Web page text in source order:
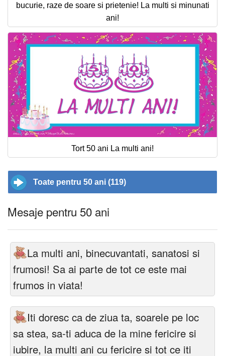
bucurie, raze de soare si prietenie! La multi si minunati
ani!
Tort 50 ani La multi ani!
Toate pentru 50 ani (119)
Mesaje pentru 50 ani
La multi ani, binecuvantati, sanatosi si
frumosi! Sa ai parte de tot ce este mai
frumos in viata!
Iti doresc ca de ziua ta, soarele pe loc
sa stea, sa-ti aduca de la mine fericire si
iubire, la multi ani cu fericire si tot ce iti